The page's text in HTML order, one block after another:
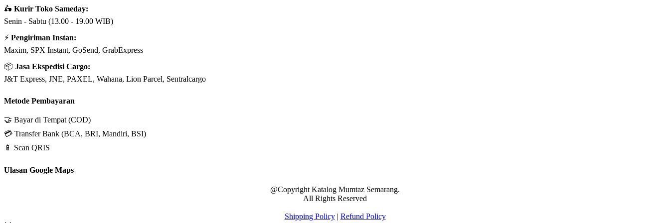
🛵 Kurir Toko Sameday:
Senin - Sabtu (13.00 - 19.00 WIB)
⚡ Pengiriman Instan:
Maxim, SPX Instant, GoSend, GrabExpress
📦 Jasa Ekspedisi Cargo:
J&T Express, JNE, PAXEL, Wahana, Lion Parcel, Sentralcargo
Metode Pembayaran
🤝 Bayar di Tempat (COD)
💳 Transfer Bank (BCA, BRI, Mandiri, BSI)
📱 Scan QRIS
Ulasan Google Maps
@Copyright Katalog Mumtaz Semarang.
All Rights Reserved
Shipping Policy| Refund Policy